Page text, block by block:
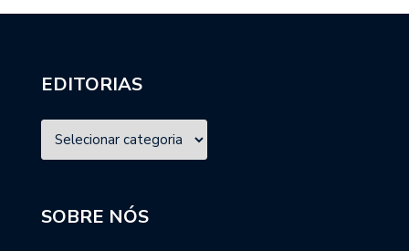
EDITORIAS
SOBRE NÓS